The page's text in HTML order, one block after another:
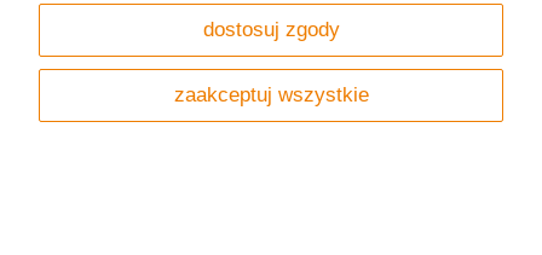
dostosuj zgody
zaakceptuj wszystkie